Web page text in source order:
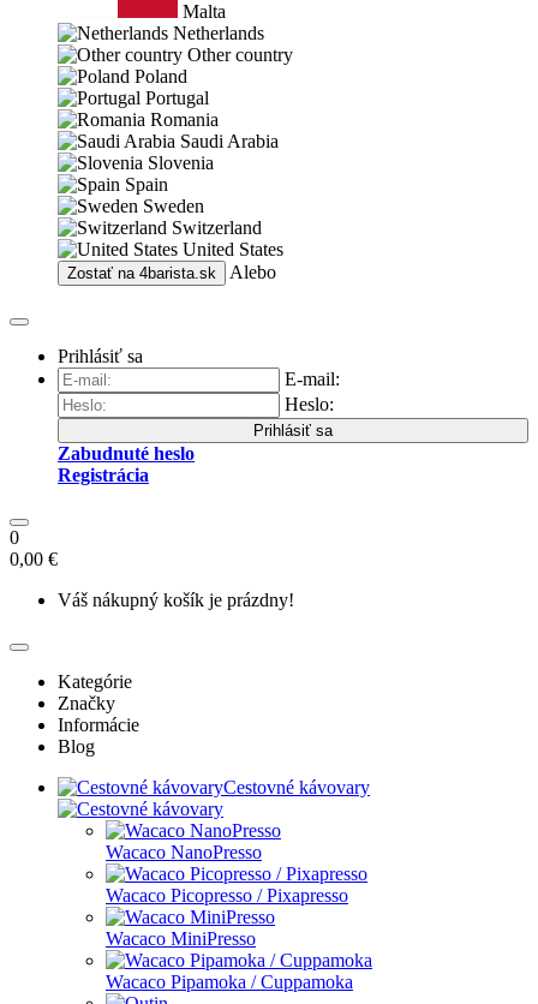
Malta
Netherlands
Other country
Poland
Portugal
Romania
Saudi Arabia
Slovenia
Spain
Sweden
Switzerland
United States
Zostať na 4barista.sk Alebo
Prihlásiť sa
E-mail:
Heslo:
Prihlásiť sa
Zabudnuté heslo
Registrácia
0
0,00 €
Váš nákupný košík je prázdny!
Kategórie
Značky
Informácie
Blog
Cestovné kávovary
Wacaco NanoPresso
Wacaco Picopresso / Pixapresso
Wacaco MiniPresso
Wacaco Pipamoka / Cuppamoka